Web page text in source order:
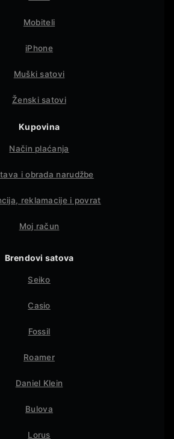
Mobiteli
iPhone
Muški satovi
Ženski satovi
Kupovina
Način plaćanja
i obrada narudžbe
reklamacije i povrat
Moj račun
Brendovi satova
Seiko
Casio
Fossil
Roamer
Daniel Klein
Bulova
Lorus